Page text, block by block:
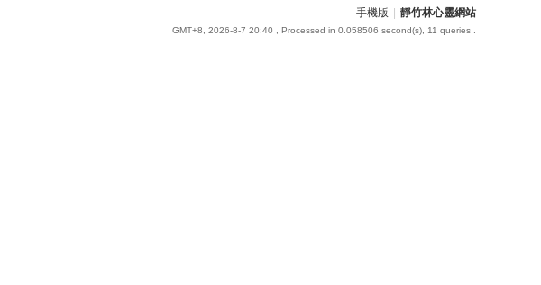
手機版 靜竹林心靈網站
GMT+8, 2026-8-7 20:40 , Processed in 0.058506 second(s), 11 queries .